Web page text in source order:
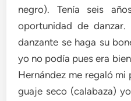
negro). Tenía seis
oportunidad de
danzante se haga su
yo no podía pues era
Hernández me regaló mi
guaje seco (calabaza)